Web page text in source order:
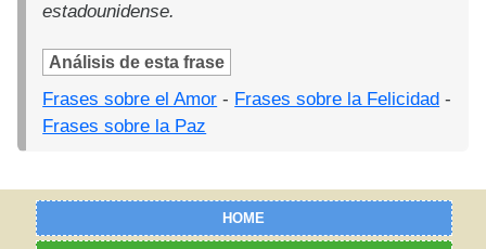
estadounidense.
Análisis de esta frase
Frases sobre el Amor - Frases sobre la Felicidad -
Frases sobre la Paz
HOME